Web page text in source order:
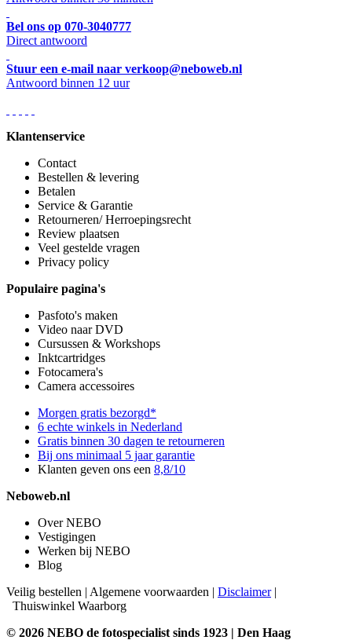
Bel ons op 070-3040777
Direct antwoord
Stuur een e-mail naar verkoop@neboweb.nl
Antwoord binnen 12 uur
Klantenservice
Contact
Bestellen & levering
Betalen
Service & Garantie
Retourneren/ Herroepingsrecht
Review plaatsen
Veel gestelde vragen
Privacy policy
Populaire pagina's
Pasfoto's maken
Video naar DVD
Cursussen & Workshops
Inktcartridges
Fotocamera's
Camera accessoires
Morgen gratis bezorgd*
6 echte winkels in Nederland
Gratis binnen 30 dagen te retourneren
Bij ons minimaal 5 jaar garantie
Klanten geven ons een 8,8/10
Neboweb.nl
Over NEBO
Vestigingen
Werken bij NEBO
Blog
Veilig bestellen | Algemene voorwaarden | Disclaimer|
Thuiswinkel Waarborg
© 2026 NEBO de fotospecialist sinds 1923 | Den Haag